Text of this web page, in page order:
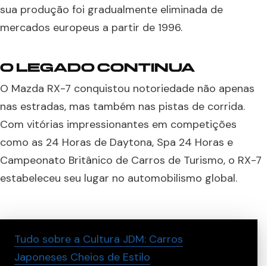
sua produção foi gradualmente eliminada de
mercados europeus a partir de 1996.
O LEGADO CONTINUA
O Mazda RX-7 conquistou notoriedade não apenas
nas estradas, mas também nas pistas de corrida.
Com vitórias impressionantes em competições
como as 24 Horas de Daytona, Spa 24 Horas e
Campeonato Britânico de Carros de Turismo, o RX-7
estabeleceu seu lugar no automobilismo global.
Tudo sobre a Cultura JDM: Carros
Japoneses Cheios de Estilo